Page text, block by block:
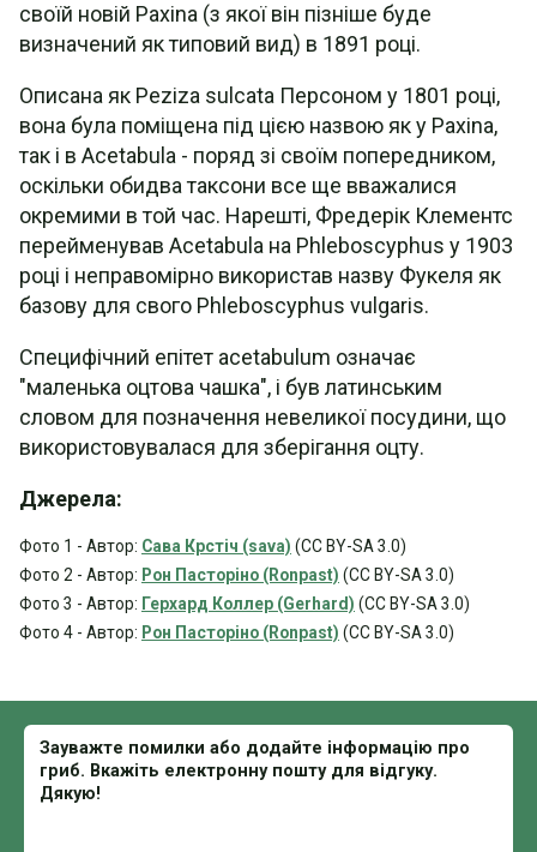
своїй новій Paxina (з якої він пізніше буде
визначений як типовий вид) в 1891 році.
Описана як Peziza sulcata Персоном у 1801 році,
вона була поміщена під цією назвою як у Paxina,
так і в Acetabula - поряд зі своїм попередником,
оскільки обидва таксони все ще вважалися
окремими в той час. Нарешті, Фредерік Клементс
перейменував Acetabula на Phleboscyphus у 1903
році і неправомірно використав назву Фукеля як
базову для свого Phleboscyphus vulgaris.
Специфічний епітет acetabulum означає
"маленька оцтова чашка", і був латинським
словом для позначення невеликої посудини, що
використовувалася для зберігання оцту.
Джерела:
Фото 1 - Автор: Сава Крстіч (sava) (CC BY-SA 3.0)
Фото 2 - Автор: Рон Пасторіно (Ronpast) (CC BY-SA 3.0)
Фото 3 - Автор: Герхард Коллер (Gerhard) (CC BY-SA 3.0)
Фото 4 - Автор: Рон Пасторіно (Ronpast) (CC BY-SA 3.0)